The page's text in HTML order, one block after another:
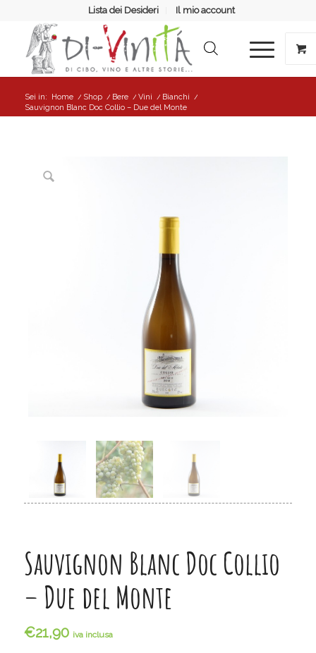
Lista dei Desideri Il mio account
Sei in: Home / Shop / Bere / Vini / Bianchi /
Sauvignon Blanc Doc Collio – Due del Monte
Sauvignon Blanc Doc Collio
– Due del Monte
€21,90 iva inclusa